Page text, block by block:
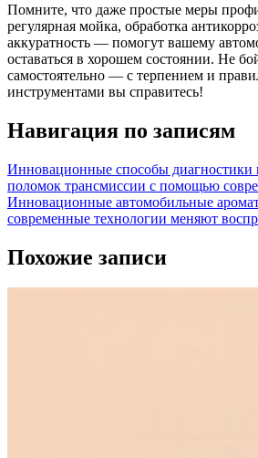
Помните, что даже простые меры
регулярная мойка, обработка
аккуратность — помогут вашему
оставаться в хорошем состоянии. Не
самостоятельно — с терпением и
инструментами вы справитесь!
Навигация по записям
Инновационные способы диагностики
поломок трансмиссии с помощью
Инновационные автомобильные
современные технологии меняют
Похожие записи